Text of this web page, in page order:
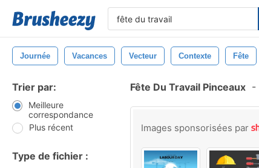
Journée Vacances Vecteur Contexte Fête
Trier par:
Meilleure
correspondance
Plus récent
Type de fichier :
Fête Du Travail Pinceaux -
Images sponsorisées par